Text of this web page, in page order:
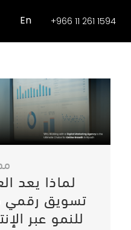
+966 11 261 1594
En
لماذا يعد
تسويق رقمي
للنمو عبر